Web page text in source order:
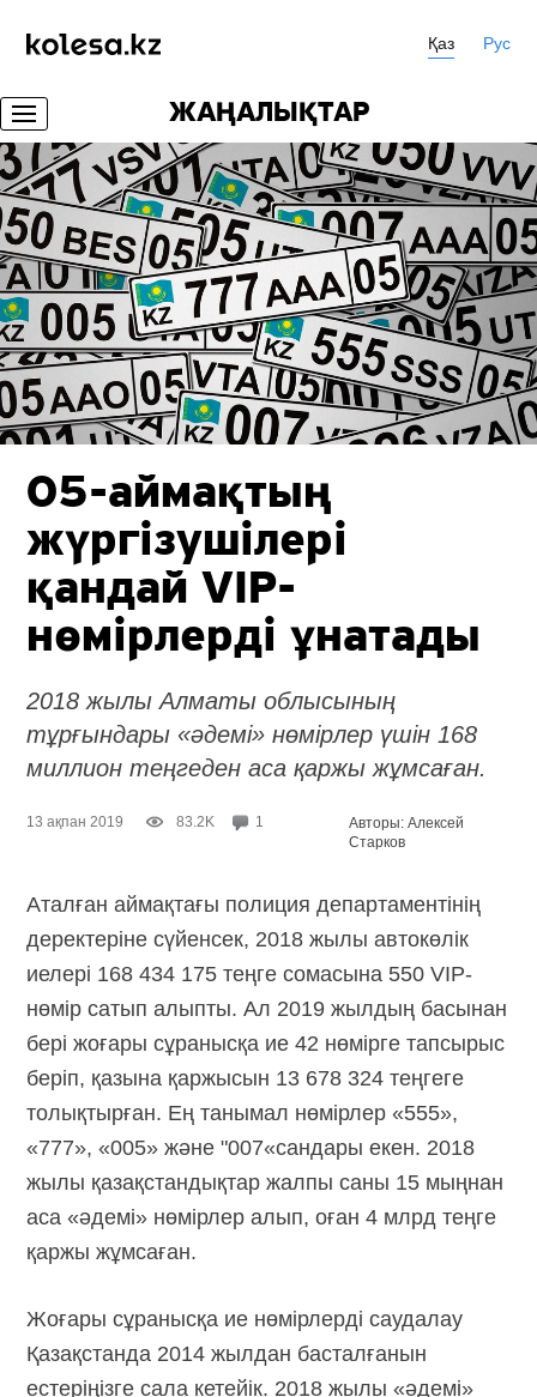
Қаз Рус
ЖАҢАЛЫҚТАР
05-аймақтың
жүргізушілері
қандай VIP-
нөмірлерді ұнатады
2018 жылы Алматы облысының
тұрғындары «әдемі» нөмірлер үшін 168
миллион теңгеден аса қаржы жұмсаған.
13 ақпан 2019 83.2K 1
Авторы: Алексей
Старков
Аталған аймақтағы полиция департаментінің
деректеріне сүйенсек, 2018 жылы автокөлік
иелері 168 434 175 теңге сомасына 550 VIP-
нөмір сатып алыпты. Ал 2019 жылдың басынан
бері жоғары сұранысқа ие 42 нөмірге тапсырыс
беріп, қазына қаржысын 13 678 324 теңгеге
толықтырған. Ең танымал нөмірлер «555»,
«777», «005» және "007«сандары екен. 2018
жылы қазақстандықтар жалпы саны 15 мыңнан
аса «әдемі» нөмірлер алып, оған 4 млрд теңге
қаржы жұмсаған.
Жоғары сұранысқа ие нөмірлерді саудалау
Қазақстанда 2014 жылдан басталғанын
естеріңізге сала кетейік. 2018 жылы «әдемі»